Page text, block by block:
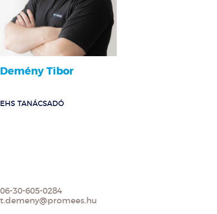
Demény Tibor
EHS TANÁCSADÓ
06-30-605-0284
t.demeny@promees.hu